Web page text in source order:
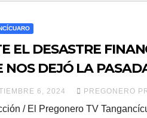
EL DESASTRE
NOS DEJÓ LA
ORDEN: AHV
6, 2024 PREGONERO
/ El Pregonero TV